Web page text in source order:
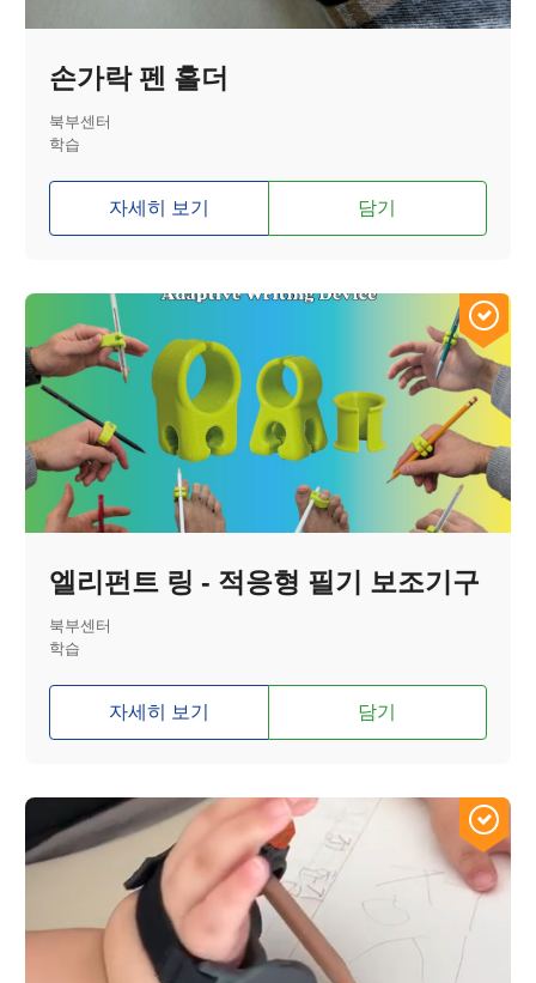
손가락 펜 홀더
북부센터
학습
자세히 보기 담기
엘리펀트 링 - 적응형 필기 보조기구
북부센터
학습
자세히 보기 담기